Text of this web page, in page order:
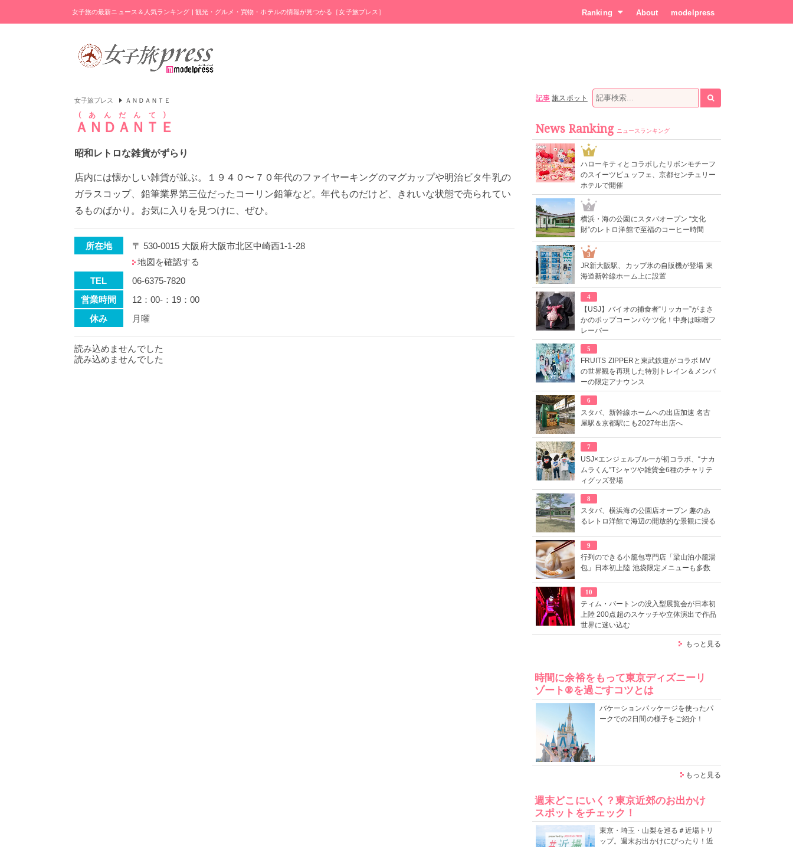
女子旅の最新ニュース＆人気ランキング | 観光・グルメ・買物・ホテルの情報が見つかる［女子旅プレス］ Ranking About modelpress
女子旅プレス ＡＮＤＡＮＴＥ
ＡＮＤＡＮＴＥ
あんだんて
昭和レトロな雑貨がずらり
店内には懐かしい雑貨が並ぶ。１９４０〜７０年代のファイヤーキングのマグカップや明治ビタ牛乳の
ガラスコップ、鉛筆業界第三位だったコーリン鉛筆など。年代ものだけど、きれいな状態で売られてい
るものばかり。お気に入りを見つけに、ぜひ。
所在地
〒 530-0015 大阪府大阪市北区中崎西1-1-28
地図を確認する
TEL
06-6375-7820
営業時間
12：00-：19：00
休み
月曜
読み込めませんでした
読み込めませんでした
記事 旅スポット
News Ranking ニュースランキング
1
ハローキティとコラボしたリボンモチーフ
のスイーツビュッフェ、京都センチュリー
ホテルで開催
2
横浜・海の公園にスタバオープン “文化
財”のレトロ洋館で至福のコーヒー時間
3
JR新大阪駅、カップ氷の自販機が登場 東
海道新幹線ホーム上に設置
4
【USJ】バイオの捕食者“リッカー”がまさ
かのポップコーンバケツ化！中身は味噌フ
レーバー
5
FRUITS ZIPPERと東武鉄道がコラボ MV
の世界観を再現した特別トレイン＆メンバ
ーの限定アナウンス
6
スタバ、新幹線ホームへの出店加速 名古
屋駅＆京都駅にも2027年出店へ
7
USJ×エンジェルブルーが初コラボ、“ナカ
ムラくん”Tシャツや雑貨全6種のチャリテ
ィグッズ登場
8
スタバ、横浜海の公園店オープン 趣のあ
るレトロ洋館で海辺の開放的な景観に浸る
9
行列のできる小籠包専門店「梁山泊小籠湯
包」日本初上陸 池袋限定メニューも多数
10
ティム・バートンの没入型展覧会が日本初
上陸 200点超のスケッチや立体演出で作品
世界に迷い込む
もっと見る
時間に余裕をもって東京ディズニーリ
ゾート®を過ごすコツとは
バケーションパッケージを使ったパ
ークでの2日間の様子をご紹介！
もっと見る
週末どこにいく？東京近郊のお出かけ
スポットをチェック！
東京・埼玉・山梨を巡る＃近場トリ
ップ。週末お出かけにぴったり！近